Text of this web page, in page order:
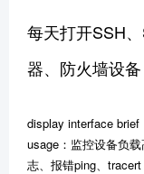
每天打开SSH
器、防火墙设
display interface brief
usage：监控设备负
志、报错ping、